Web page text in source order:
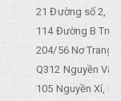
21 Đường số 2,
114 Đường B
204/56 Nơ Trang
Q312 Nguyền
105 Nguyền Xí,